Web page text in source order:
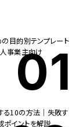
目的別テンプレート
事業主向け
る10の方法｜失敗す
イントを解説